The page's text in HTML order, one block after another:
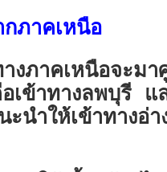
กภาคเหนือ
งภาคเหนือจะม
ข้าทางลพบุรี แล
นำให้เข้าทางอ่า